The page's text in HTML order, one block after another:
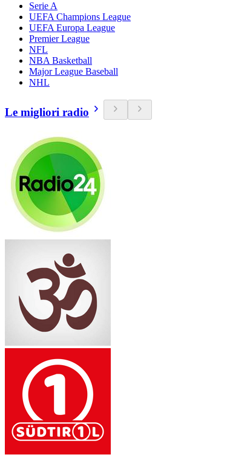
Serie A
UEFA Champions League
UEFA Europa League
Premier League
NFL
NBA Basketball
Major League Baseball
NHL
Le migliori radio